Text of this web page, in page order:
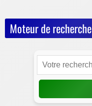
Moteur de recherche